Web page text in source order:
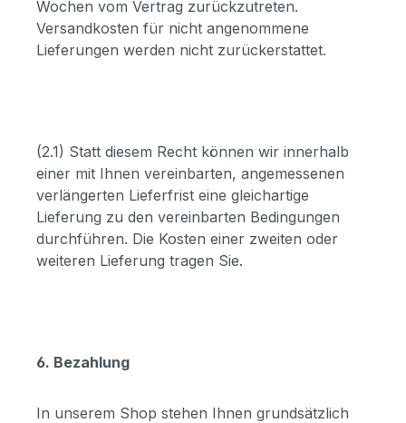
Wochen vom Vertrag zurückzutreten.
Versandkosten für nicht angenommene
Lieferungen werden nicht zurückerstattet.
(2.1) Statt diesem Recht können wir innerhalb
einer mit Ihnen vereinbarten, angemessenen
verlängerten Lieferfrist eine gleichartige
Lieferung zu den vereinbarten Bedingungen
durchführen. Die Kosten einer zweiten oder
weiteren Lieferung tragen Sie.
6. Bezahlung
In unserem Shop stehen Ihnen grundsätzlich